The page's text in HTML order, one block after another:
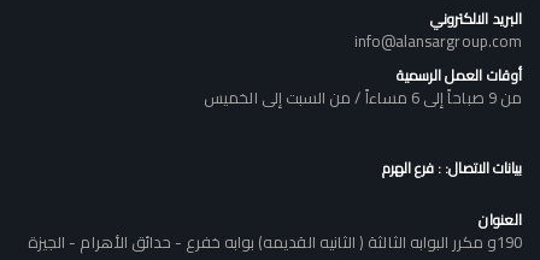
البريد الالكتروني
info@alansargroup.com
أوقات العمل الرسمية
من 9 صباحاً إلى 6 مساءاً / من السبت إلى الخميس
بيانات الاتصال: : فرع الهرم
العنوان
190و مكرر البوابه الثالثة ( الثانيه القديمه) بوابه خفرع - حدائق الأهرام - الجيزة